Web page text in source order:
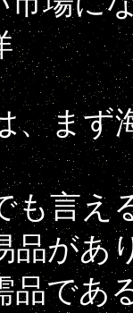
、まず
も言え
品があ
品であ